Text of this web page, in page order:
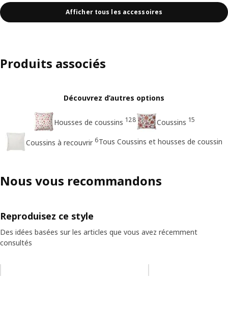
Afficher tous les accessoires
Produits associés
Découvrez d’autres options
Housses de coussins 128 Coussins 15
Coussins à recouvrir 6Tous Coussins et housses de coussin
Nous vous recommandons
Reproduisez ce style
Des idées basées sur les articles que vous avez récemment
consultés